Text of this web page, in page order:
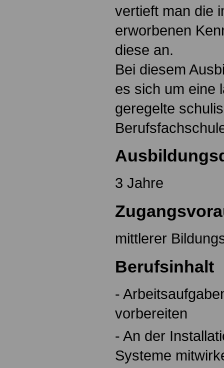
vertieft man die
erworbenen
diese an.
Bei diesem
es sich um eine
geregelte
3 Jahre
mittlerer
Berufsinhalt
-
vorbereiten
- An der
Systeme